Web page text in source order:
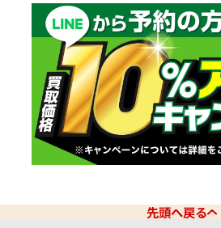
先頭へ戻る